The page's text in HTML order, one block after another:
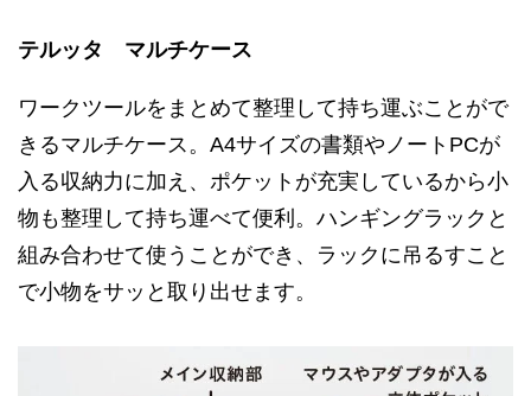
テルッタ マルチケース
ワークツールをまとめて整理して持ち運ぶことがで
きるマルチケース。A4サイズの書類やノートPCが
入る収納力に加え、ポケットが充実しているから小
物も整理して持ち運べて便利。ハンギングラックと
組み合わせて使うことができ、ラックに吊るすこと
で小物をサッと取り出せます。